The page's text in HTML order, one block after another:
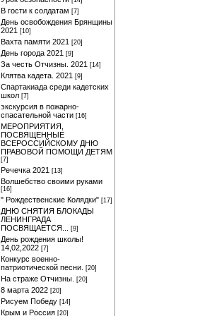
В гости к солдатам [7]
День освобождения Брянщины
2021 [10]
Вахта памяти 2021 [20]
День города 2021 [9]
За честь Отчизны. 2021 [14]
Клятва кадета. 2021 [9]
Спартакиада среди кадетских
школ [7]
экскурсия в пожарно-
спасательной части [16]
МЕРОПРИЯТИЯ,
ПОСВЯЩЕННЫЕ
ВСЕРОССИЙСКОМУ ДНЮ
ПРАВОВОЙ ПОМОЩИ ДЕТЯМ
[7]
Речечка 2021 [13]
Волшебство своими руками
[16]
" Рождественские Колядки" [17]
ДНЮ СНЯТИЯ БЛОКАДЫ
ЛЕНИНГРАДА
ПОСВЯЩАЕТСЯ...
[9]
День рождения школы!
14,02,2022 [7]
Конкурс военно-
патриотической песни.
[20]
На страже Отчизны. [20]
8 марта 2022 [20]
Рисуем Победу [14]
Крым и Россия [20]